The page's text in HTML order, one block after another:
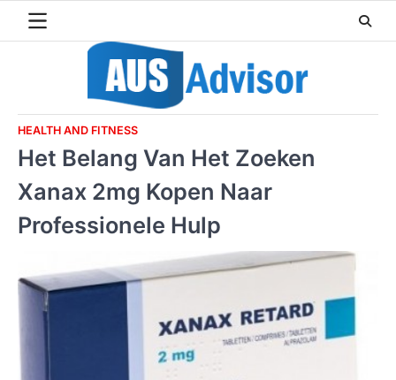
HEALTH AND FITNESS
Het Belang Van Het Zoeken
Xanax 2mg Kopen Naar
Professionele Hulp